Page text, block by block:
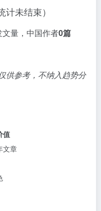
未结束）
文量，中国作者0篇
供参考，不纳入趋势分
值
文章